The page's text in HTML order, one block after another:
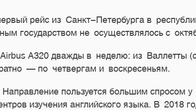
рейс из Санкт-Петербурга в
государством не осуществлялось с
A320 дважды в неделю: из Валлетты
— по четвергам и воскресеньям.
пользуется большим спросом у
изучения английского языка. В 2018